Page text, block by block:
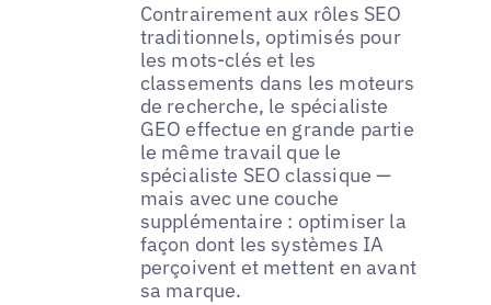
Contrairement aux rôles SEO
traditionnels, optimisés pour
les mots-clés et les
classements dans les moteurs
de recherche, le spécialiste
GEO effectue en grande partie
le même travail que le
spécialiste SEO classique —
mais avec une couche
supplémentaire : optimiser la
façon dont les systèmes IA
perçoivent et mettent en avant
sa marque.